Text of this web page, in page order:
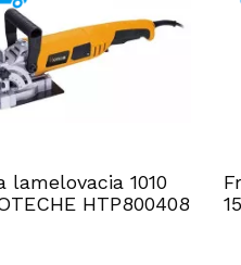
lamelovacia 1010
HTP800408